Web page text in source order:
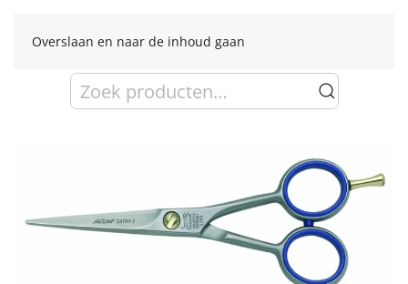
Overslaan en naar de inhoud gaan
Zoeken
naar: